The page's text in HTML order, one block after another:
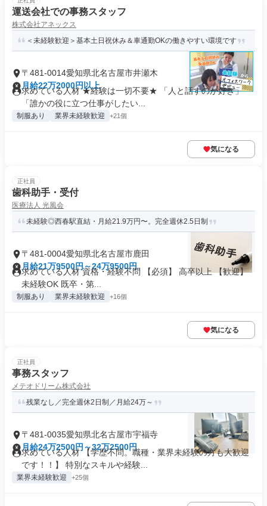
運送会社での事務スタッフ
株式会社アネックス
＜未経験歓迎＞基本土日祝休み＆車通勤OKの働きやすい環境です
〒481-0014愛知県北名古屋市井瀬木
月給22万2000円以上
求めている人材 ★経験は一切不要★ 「人と話すのが好き」
「誰かの役に立つ仕事がしたい...
制服あり 業界未経験歓迎 +21個
気になる
正社員
歯科助手・受付
医療法人 光風会
未経験◎西春駅直結・月給21.9万円〜。完全週休2.5日制
〒481-0004愛知県北名古屋市鹿田
月給21万9500円～24万9500円
求めている人材 資格・経験不問 【必須】 高卒以上 【歓迎】
未経験OK 既卒・第...
制服あり 業界未経験歓迎 +16個
気になる
正社員
事務スタッフ
メテオドリーム株式会社
残業なし／完全週休2日制／月給24万～
〒481-0035愛知県北名古屋市宇福寺
月給24万2500円～32万2500円
求めている人材 【学歴不問。職種・業界未経験の方も大歓迎
です！！】 特別なスキルや経験...
業界未経験歓迎 +25個